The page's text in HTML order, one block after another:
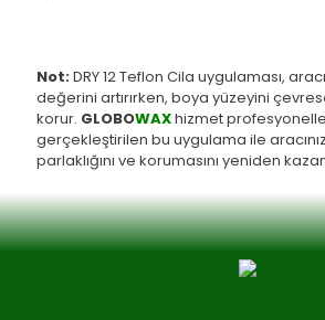
Not:DRY 12 Teflon Cila uygulaması,
değerini artırırken, boya yüzeyini
korur. GLOBOWAXhizmet
gerçekleştirilen bu uygulama ile
parlaklığını ve korumasını yeniden